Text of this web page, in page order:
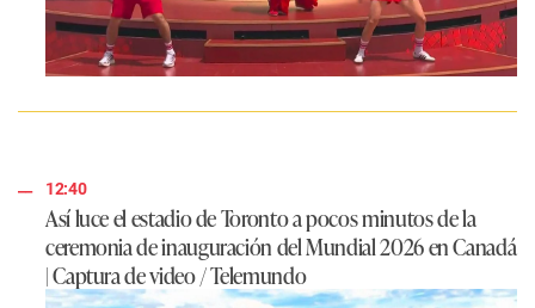
12:40
Así luce el estadio de Toronto a pocos minutos de la
ceremonia de inauguración del Mundial 2026 en Canadá
| Captura de video / Telemundo